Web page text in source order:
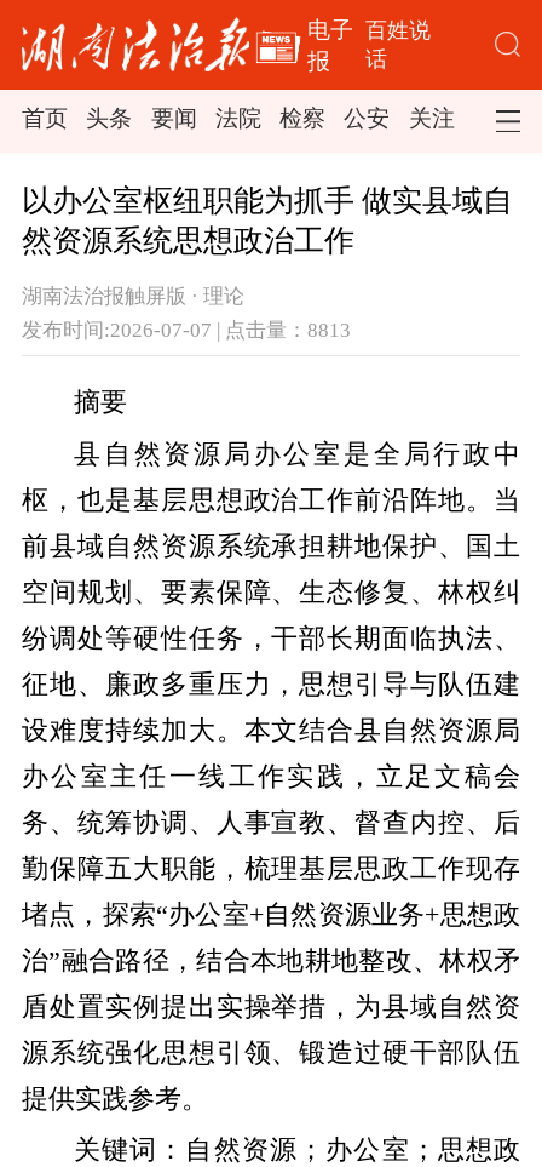
电子
报
百姓说
话
首页 头条 要闻 法院 检察 公安 关注 司法
以办公室枢纽职能为抓手 做实县域自
然资源系统思想政治工作
湖南法治报触屏版 · 理论
发布时间:2026-07-07 | 点击量：8813
摘要
县自然资源局办公室是全局行政中
枢，也是基层思想政治工作前沿阵地。当
前县域自然资源系统承担耕地保护、国土
空间规划、要素保障、生态修复、林权纠
纷调处等硬性任务，干部长期面临执法、
征地、廉政多重压力，思想引导与队伍建
设难度持续加大。本文结合县自然资源局
办公室主任一线工作实践，立足文稿会
务、统筹协调、人事宣教、督查内控、后
勤保障五大职能，梳理基层思政工作现存
堵点，探索“办公室+自然资源业务+思想政
治”融合路径，结合本地耕地整改、林权矛
盾处置实例提出实操举措，为县域自然资
源系统强化思想引领、锻造过硬干部队伍
提供实践参考。
关键词：自然资源；办公室；思想政